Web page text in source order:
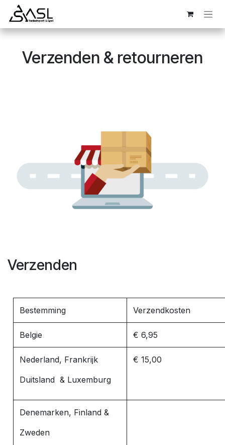
Overslaan naar inhoud
Verzenden & retourneren
Verzenden
Bestemming Verzendkosten
Belgie € 6,95
Nederland, Frankrijk
Duitsland & Luxemburg
€ 15,00
Denemarken, Finland &
Zweden